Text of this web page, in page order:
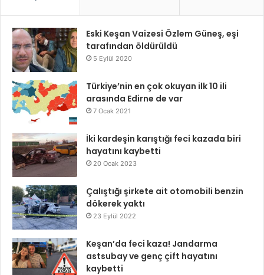
Eski Keşan Vaizesi Özlem Güneş, eşi
tarafından öldürüldü
5 Eylül 2020
Türkiye’nin en çok okuyan ilk 10 ili
arasında Edirne de var
7 Ocak 2021
İki kardeşin karıştığı feci kazada biri
hayatını kaybetti
20 Ocak 2023
Çalıştığı şirkete ait otomobili benzin
dökerek yaktı
23 Eylül 2022
Keşan’da feci kaza! Jandarma
astsubay ve genç çift hayatını
kaybetti